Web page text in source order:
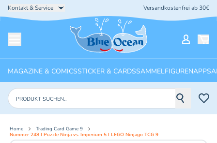
Kontakt & Service Versandkostenfrei ab 30€
Startseite
MAGAZINE & COMICSSTICKER & CARDSSAMMELFIGURENAPPS
Produkte suchen
Home
Trading Card Game 9
Nummer 248 I Puzzle Ninja vs. Imperium 5 I LEGO Ninjago TCG 9